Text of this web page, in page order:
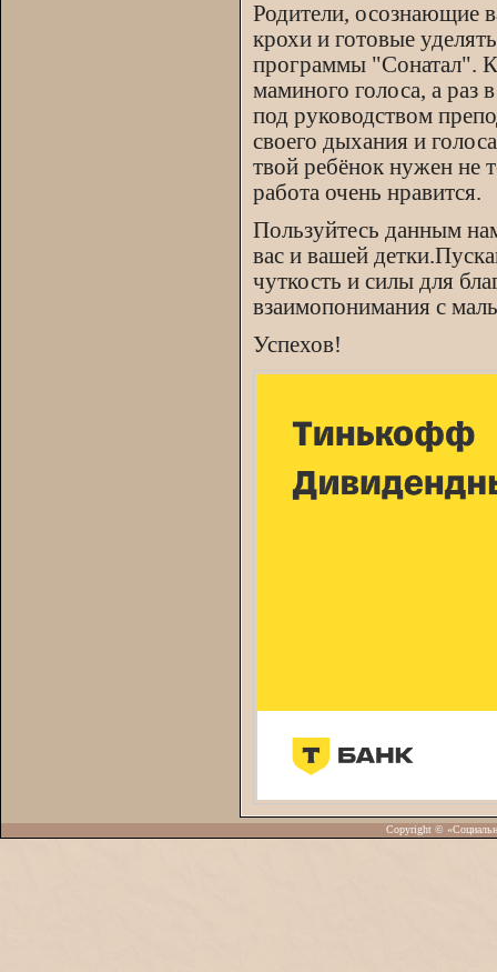
Родители, осознающие
крохи и готовые
программы "Сонатал".
маминого голоса, а
под руководством
своего дыхания и
твой ребёнок нужен не
работа очень нравится.
Пользуйтесь данным
вас и вашей
чуткость и силы для
взаимопонимания с
Успехов!
Copyright ©